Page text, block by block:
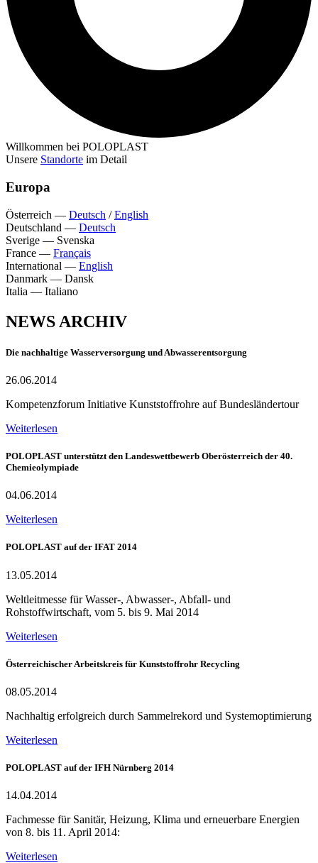
Willkommen bei POLOPLAST
Unsere Standorte im Detail
Europa
Österreich — Deutsch /English
Deutschland — Deutsch
Sverige — Svenska
France — Français
International — English
Danmark — Dansk
Italia — Italiano
NEWS ARCHIV
Die nachhaltige Wasserversorgung und Abwasserentsorgung
26.06.2014
Kompetenzforum Initiative Kunststoffrohre auf Bundesländertour
Weiterlesen
POLOPLAST unterstützt den Landeswettbewerb Oberösterreich der 40.
Chemieolympiade
04.06.2014
Weiterlesen
POLOPLAST auf der IFAT 2014
13.05.2014
Weltleitmesse für Wasser-, Abwasser-, Abfall- und
Rohstoffwirtschaft, vom 5. bis 9. Mai 2014
Weiterlesen
Österreichischer Arbeitskreis für Kunststoffrohr Recycling
08.05.2014
Nachhaltig erfolgreich durch Sammelrekord und Systemoptimierung
Weiterlesen
POLOPLAST auf der IFH Nürnberg 2014
14.04.2014
Fachmesse für Sanitär, Heizung, Klima und erneuerbare Energien
von 8. bis 11. April 2014:
Weiterlesen